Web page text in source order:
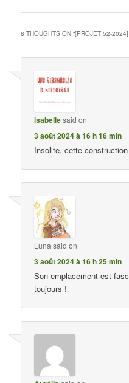
8 THOUGHTS ON “[PROJET 52-
isabellesaid on
3 août 2024 à 16 h 16 min
Insolite, cette
Luna said on
3 août 2024 à 16 h 25 min
Son emplacement est
toujours !